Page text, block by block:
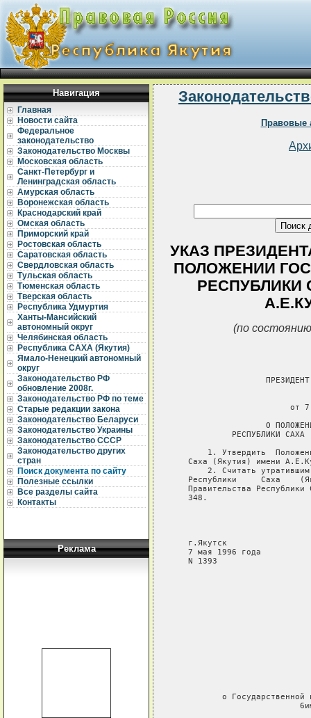
Навигация
Главная
Новости сайта
Федеральное
законодательство
Законодательство Москвы
Московская область
Санкт-Петербург и
Ленинградская область
Амурская область
Воронежская область
Краснодарский край
Омская область
Приморский край
Ростовская область
Саратовская область
Свердловская область
Тульская область
Тюменская область
Тверская область
Республика Удмуртия
Ханты-Мансийский
автономный округ
Челябинская область
Республика САХА (Якутия)
Ямало-Ненецкий автономный
округ
Законодательство РФ
обновление 2008г.
Законодательство РФ по теме
Старые редакции закона
Законодательство Беларуси
Законодательство Украины
Законодательство СССР
Законодательство других
стран
Поиск документа по сайту
Полезные ссылки
Все разделы сайта
Контакты
Реклама
Правовые
УКАЗ
ПОЛОЖЕНИИ
РЕСПУБЛИКИ
(по
от
О
РЕСПУБЛИКИ САХА
1. Утвердить
Саха (Якутия) имени
2. Считать
Республики     Саха
Правительства Республики
   348.
   г.Якутск
   7 мая 1996 года
   N 1393
о Государственной